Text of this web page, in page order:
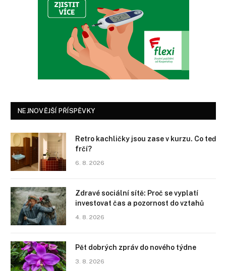
NEJNOVĚJŠÍ PŘÍSPĚVKY
Retro kachličky jsou zase v kurzu. Co teď
frčí?
6. 8. 2026
Zdravé sociální sítě: Proč se vyplatí
investovat čas a pozornost do vztahů
4. 8. 2026
Pět dobrých zpráv do nového týdne
3. 8. 2026